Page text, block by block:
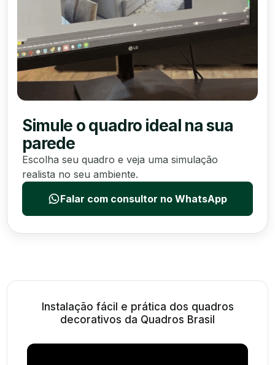
Simule o quadro ideal na sua
parede
Escolha seu quadro e veja uma simulação
realista no seu ambiente.
Falar com consultor no WhatsApp
Instalação fácil e prática dos quadros
decorativos da Quadros Brasil